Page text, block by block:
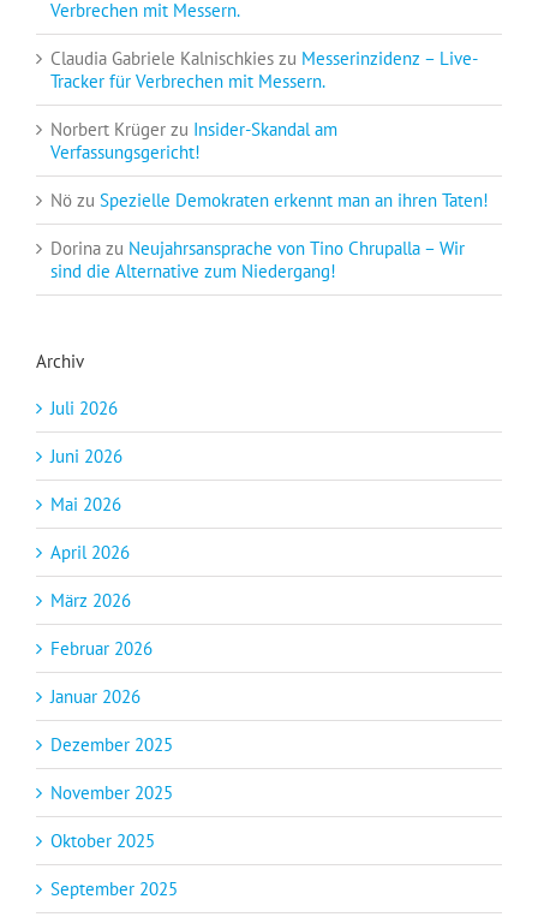
Verbrechen mit Messern.
Claudia Gabriele Kalnischkies zu Messerinzidenz – Live-
Tracker für Verbrechen mit Messern.
Norbert Krüger zu Insider-Skandal am
Verfassungsgericht!
Nö zu Spezielle Demokraten erkennt man an ihren Taten!
Dorina zu Neujahrsansprache von Tino Chrupalla – Wir
sind die Alternative zum Niedergang!
Archiv
Juli 2026
Juni 2026
Mai 2026
April 2026
März 2026
Februar 2026
Januar 2026
Dezember 2025
November 2025
Oktober 2025
September 2025